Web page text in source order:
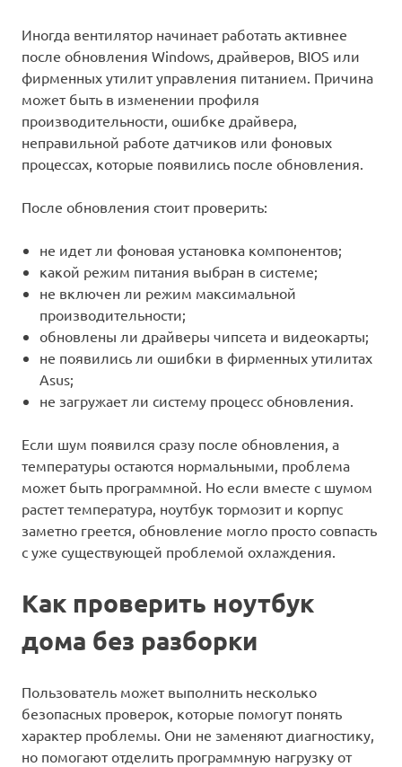
Иногда вентилятор начинает работать активнее
после обновления Windows, драйверов, BIOS или
фирменных утилит управления питанием. Причина
может быть в изменении профиля
производительности, ошибке драйвера,
неправильной работе датчиков или фоновых
процессах, которые появились после обновления.
После обновления стоит проверить:
не идет ли фоновая установка компонентов;
какой режим питания выбран в системе;
не включен ли режим максимальной
производительности;
обновлены ли драйверы чипсета и видеокарты;
не появились ли ошибки в фирменных утилитах
Asus;
не загружает ли систему процесс обновления.
Если шум появился сразу после обновления, а
температуры остаются нормальными, проблема
может быть программной. Но если вместе с шумом
растет температура, ноутбук тормозит и корпус
заметно греется, обновление могло просто совпасть
с уже существующей проблемой охлаждения.
Как проверить ноутбук
дома без разборки
Пользователь может выполнить несколько
безопасных проверок, которые помогут понять
характер проблемы. Они не заменяют диагностику,
но помогают отделить программную нагрузку от